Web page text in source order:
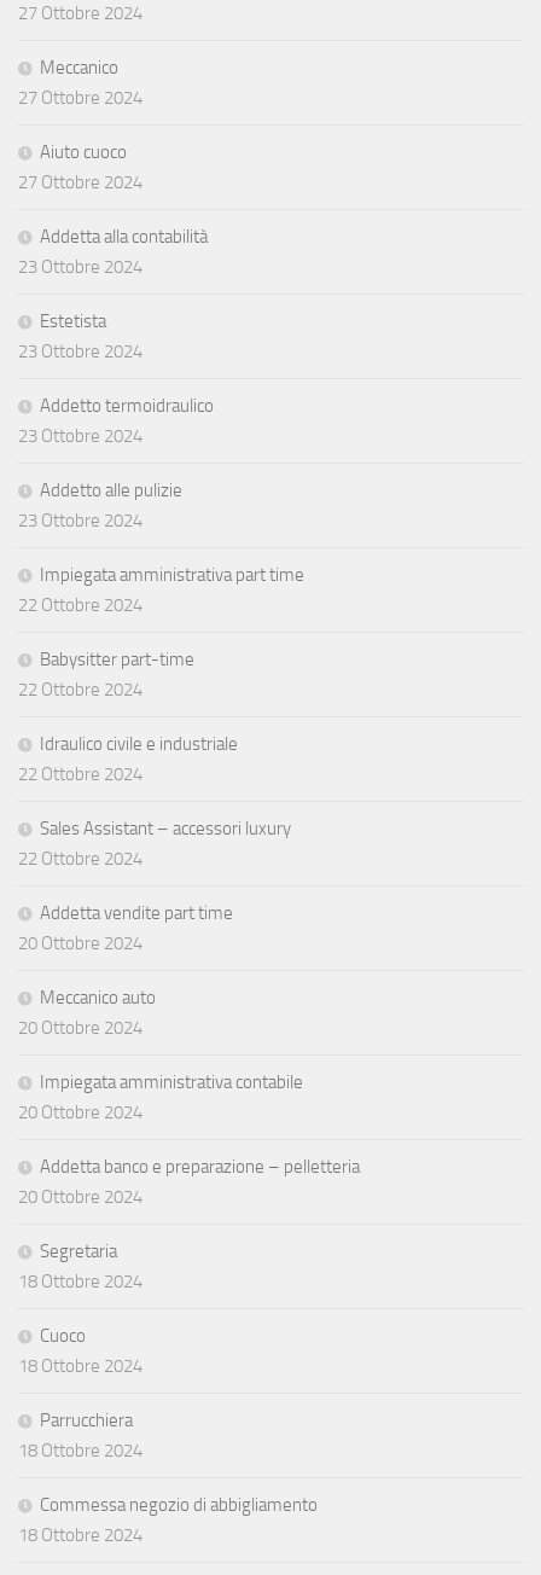
27 Ottobre 2024
Meccanico
27 Ottobre 2024
Aiuto cuoco
27 Ottobre 2024
Addetta alla contabilità
23 Ottobre 2024
Estetista
23 Ottobre 2024
Addetto termoidraulico
23 Ottobre 2024
Addetto alle pulizie
23 Ottobre 2024
Impiegata amministrativa part time
22 Ottobre 2024
Babysitter part-time
22 Ottobre 2024
Idraulico civile e industriale
22 Ottobre 2024
Sales Assistant – accessori luxury
22 Ottobre 2024
Addetta vendite part time
20 Ottobre 2024
Meccanico auto
20 Ottobre 2024
Impiegata amministrativa contabile
20 Ottobre 2024
Addetta banco e preparazione – pelletteria
20 Ottobre 2024
Segretaria
18 Ottobre 2024
Cuoco
18 Ottobre 2024
Parrucchiera
18 Ottobre 2024
Commessa negozio di abbigliamento
18 Ottobre 2024